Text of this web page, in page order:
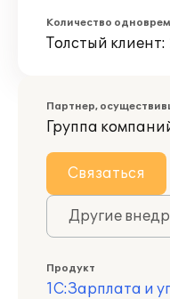
Количество
Толстый клиент:
Партнер,
Группа
Связаться
Другие
Продукт
1С:Зарплата и